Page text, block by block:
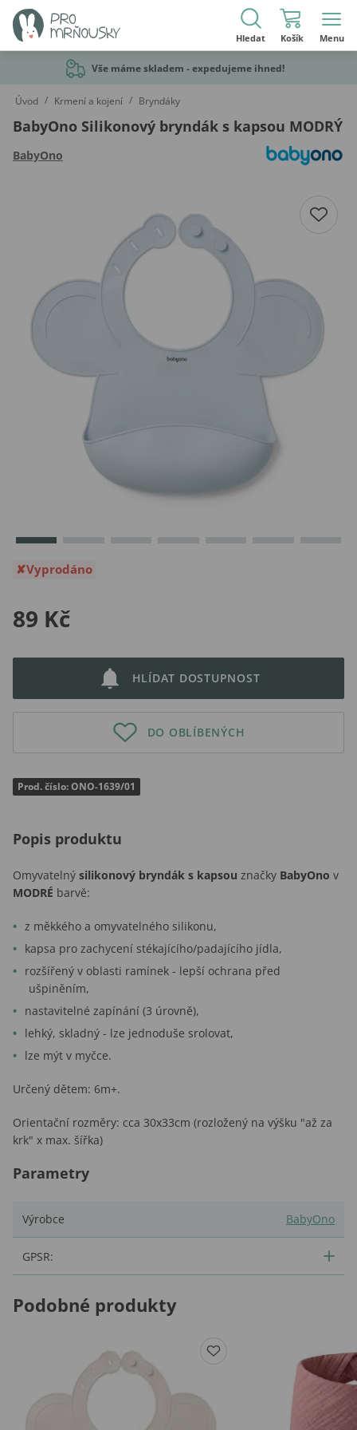
Hledat Košík Menu
Vše máme skladem - expedujeme ihned!
Úvod / Krmení a kojení / Bryndáky
BabyOno Silikonový bryndák s kapsou MODRÝ
BabyOno
Vyprodáno
89 Kč
HLÍDAT DOSTUPNOST
DO OBLÍBENÝCH
Prod. číslo: ONO-1639/01
Popis produktu
Omyvatelný silikonový bryndák s kapsou značky BabyOno v
MODRÉ barvě:
z měkkého a omyvatelného silikonu,
kapsa pro zachycení stékajícího/padajícího jídla,
rozšířený v oblasti ramínek - lepší ochrana před
ušpiněním,
nastavitelné zapínání (3 úrovně),
lehký, skladný - lze jednoduše srolovat,
lze mýt v myčce.
Určený dětem: 6m+.
Orientační rozměry: cca 30x33cm (rozložený na výšku "až za
krk" x max. šířka)
Parametry
Výrobce BabyOno
GPSR:
Podobné produkty